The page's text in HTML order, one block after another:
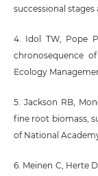
successional stages
4. Idol TW, Pope
chronosequence
Ecology
5. Jackson RB,
fine root biomass,
of National
6. Meinen C, Herte